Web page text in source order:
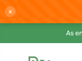
×
As